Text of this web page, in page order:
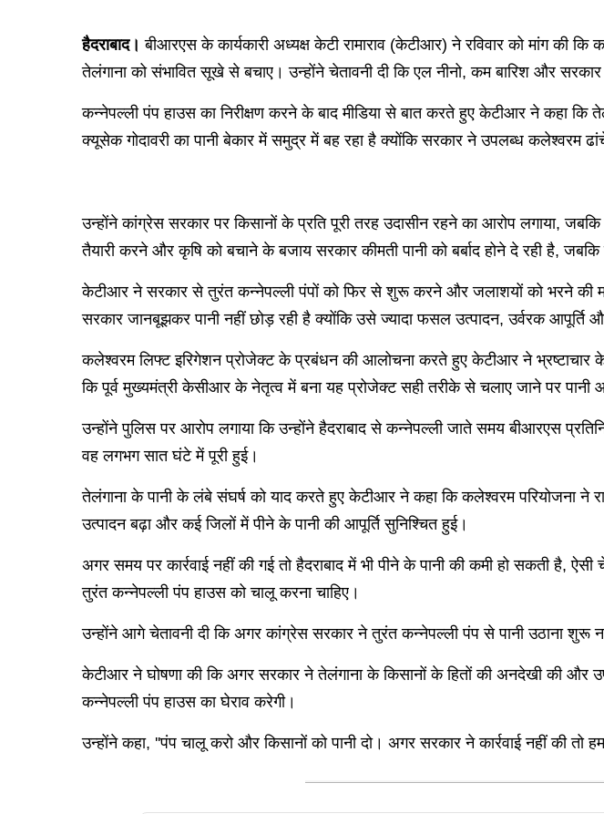
हैदराबाद। बीआरएस के कार्यकारी अध्यक्ष केटी रामाराव (केटीआर) ने रविवार को मांग की
तेलंगाना को संभावित सूखे से बचाए। उन्होंने चेतावनी दी कि एल नीनो, कम बारिश और
कन्नेपल्ली पंप हाउस का निरीक्षण करने के बाद मीडिया से बात करते हुए केटीआर ने कहा
क्यूसेक गोदावरी का पानी बेकार में समुद्र में बह रहा है क्योंकि सरकार ने उपलब्ध कलेश्वरम
उन्होंने कांग्रेस सरकार पर किसानों के प्रति पूरी तरह उदासीन रहने का आरोप लगाया,
तैयारी करने और कृषि को बचाने के बजाय सरकार कीमती पानी को बर्बाद होने दे रही है,
केटीआर ने सरकार से तुरंत कन्नेपल्ली पंपों को फिर से शुरू करने और जलाशयों को भरने की
सरकार जानबूझकर पानी नहीं छोड़ रही है क्योंकि उसे ज्यादा फसल उत्पादन, उर्वरक आपूर्ति
कलेश्वरम लिफ्ट इरिगेशन प्रोजेक्ट के प्रबंधन की आलोचना करते हुए केटीआर ने भ्रष्टाचार के
कि पूर्व मुख्यमंत्री केसीआर के नेतृत्व में बना यह प्रोजेक्ट सही तरीके से चलाए जाने पर पानी
उन्होंने पुलिस पर आरोप लगाया कि उन्होंने हैदराबाद से कन्नेपल्ली जाते समय बीआरएस
वह लगभग सात घंटे में पूरी हुई।
तेलंगाना के पानी के लंबे संघर्ष को याद करते हुए केटीआर ने कहा कि कलेश्वरम परियोजना ने
उत्पादन बढ़ा और कई जिलों में पीने के पानी की आपूर्ति सुनिश्चित हुई।
अगर समय पर कार्रवाई नहीं की गई तो हैदराबाद में भी पीने के पानी की कमी हो सकती है,
तुरंत कन्नेपल्ली पंप हाउस को चालू करना चाहिए।
उन्होंने आगे चेतावनी दी कि अगर कांग्रेस सरकार ने तुरंत कन्नेपल्ली पंप से पानी उठाना शुरू
केटीआर ने घोषणा की कि अगर सरकार ने तेलंगाना के किसानों के हितों की अनदेखी की और
कन्नेपल्ली पंप हाउस का घेराव करेगी।
उन्होंने कहा, ''पंप चालू करो और किसानों को पानी दो। अगर सरकार ने कार्रवाई नहीं की